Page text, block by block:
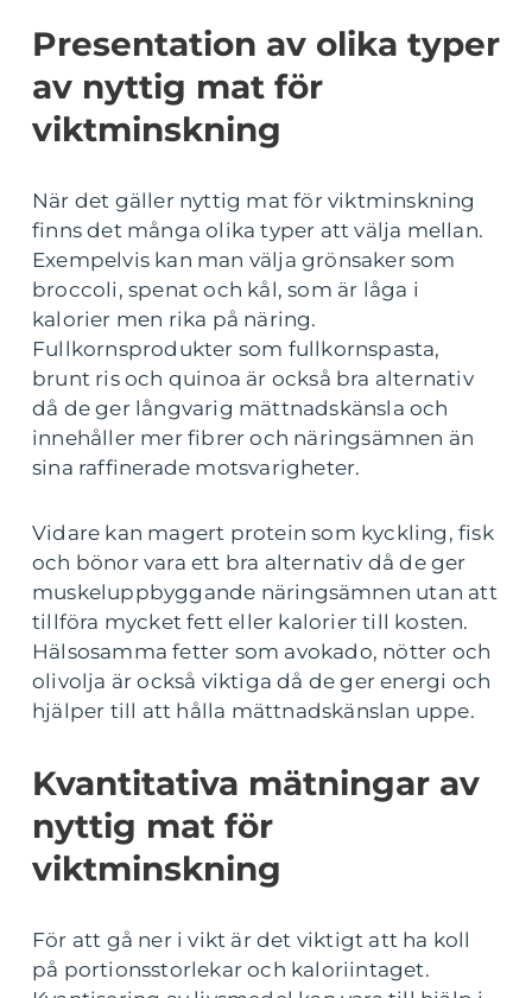
Presentation av olika typer
av nyttig mat för
viktminskning
När det gäller nyttig mat för viktminskning
finns det många olika typer att välja mellan.
Exempelvis kan man välja grönsaker som
broccoli, spenat och kål, som är låga i
kalorier men rika på näring.
Fullkornsprodukter som fullkornspasta,
brunt ris och quinoa är också bra alternativ
då de ger långvarig mättnadskänsla och
innehåller mer fibrer och näringsämnen än
sina raffinerade motsvarigheter.
Vidare kan magert protein som kyckling, fisk
och bönor vara ett bra alternativ då de ger
muskeluppbyggande näringsämnen utan att
tillföra mycket fett eller kalorier till kosten.
Hälsosamma fetter som avokado, nötter och
olivolja är också viktiga då de ger energi och
hjälper till att hålla mättnadskänslan uppe.
Kvantitativa mätningar av
nyttig mat för
viktminskning
För att gå ner i vikt är det viktigt att ha koll
på portionsstorlekar och kaloriintaget.